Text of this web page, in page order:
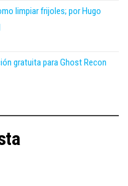
limpiar frijoles; por Hugo
gratuita para Ghost Recon